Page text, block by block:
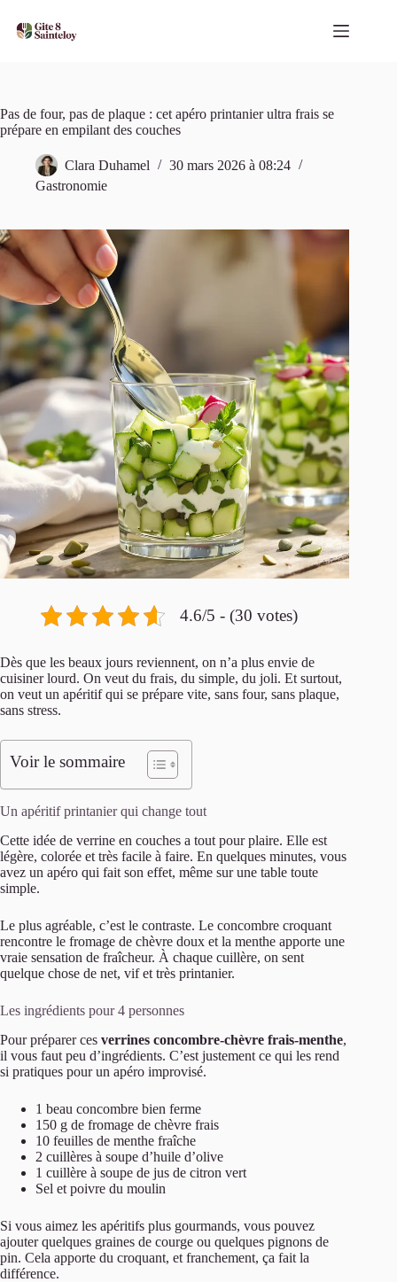
contenu
Pas de four, pas de plaque : cet apéro printanier ultra frais se
prépare en empilant des couches
Clara Duhamel
30 mars 2026 à 08:24
Gastronomie
4.6/5 - (30 votes)
Dès que les beaux jours reviennent, on n’a plus envie de
cuisiner lourd. On veut du frais, du simple, du joli. Et surtout,
on veut un apéritif qui se prépare vite, sans four, sans plaque,
sans stress.
Voir le sommaire
Un apéritif printanier qui change tout
Cette idée de verrine en couches a tout pour plaire. Elle est
légère, colorée et très facile à faire. En quelques minutes, vous
avez un apéro qui fait son effet, même sur une table toute
simple.
Le plus agréable, c’est le contraste. Le concombre croquant
rencontre le fromage de chèvre doux et la menthe apporte une
vraie sensation de fraîcheur. À chaque cuillère, on sent
quelque chose de net, vif et très printanier.
Les ingrédients pour 4 personnes
Pour préparer ces verrines concombre-chèvre frais-menthe,
il vous faut peu d’ingrédients. C’est justement ce qui les rend
si pratiques pour un apéro improvisé.
1 beau concombre bien ferme
150 g de fromage de chèvre frais
10 feuilles de menthe fraîche
2 cuillères à soupe d’huile d’olive
1 cuillère à soupe de jus de citron vert
Sel et poivre du moulin
Si vous aimez les apéritifs plus gourmands, vous pouvez
ajouter quelques graines de courge ou quelques pignons de
pin. Cela apporte du croquant, et franchement, ça fait la
différence.